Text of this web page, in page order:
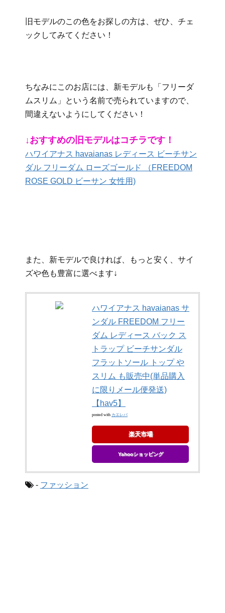
旧モデルのこの色をお探しの方は、ぜひ、チェ
ックしてみてください！
ちなみにこのお店には、新モデルも「フリーダ
ムスリム」という名前で売られていますので、
間違えないようにしてください！
↓おすすめの旧モデルはコチラです！
ハワイアナス havaianas レディース ビーチサン
ダル フリーダム ローズゴールド （FREEDOM
ROSE GOLD ビーサン 女性用)
また、新モデルで良ければ、もっと安く、サイ
ズや色も豊富に選べます↓
ハワイアナス havaianas サ
ンダル FREEDOM フリー
ダム レディース バック ス
トラップ ビーチサンダル
フラットソール トップ や
スリム も販売中(単品購入
に限りメール便発送)
【hav5】
posted with カエレバ
楽天市場
Yahooショッピング
- ファッション